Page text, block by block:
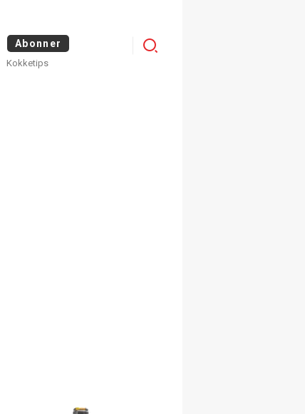
Abonner
Kokketips
Menu